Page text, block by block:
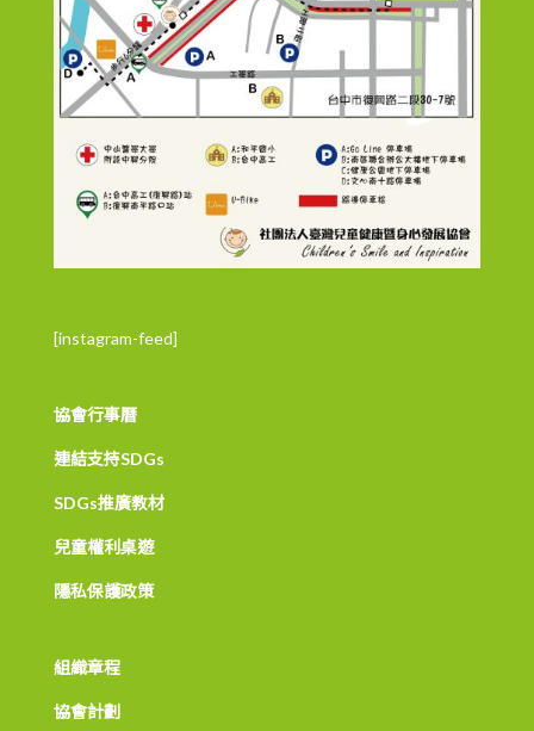
[instagram-feed]
協會行事曆
連結支持SDGs
SDGs推廣教材
兒童權利桌遊
隱私保護政策
組織章程
協會計劃